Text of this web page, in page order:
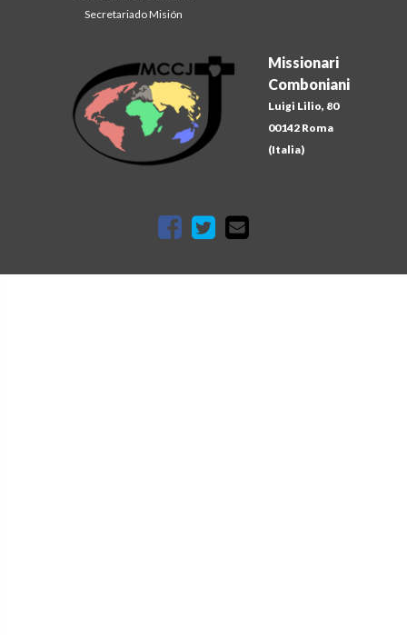
Missionari
Comboniani
Luigi Lilio, 80
00142 Roma
(Italia)
Secretariado Misión